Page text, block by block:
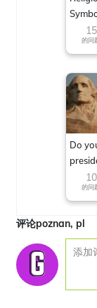
15
的问
Do
10
的问
评论poznan, pl